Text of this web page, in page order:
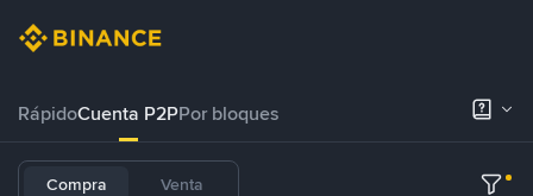
RápidoCuenta P2PPor bloques
Compra Venta